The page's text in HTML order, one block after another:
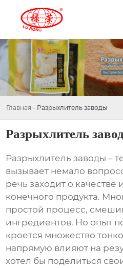
Главная - Разрыхлитель заводы
Разрыхлитель
Разрыхлитель заводы –
вызывает немало
речь заходит о качестве
конечного продукта.
простой процесс,
ингредиентов. Но опыт
кроется множество
напрямую влияют на
хотел бы поделиться